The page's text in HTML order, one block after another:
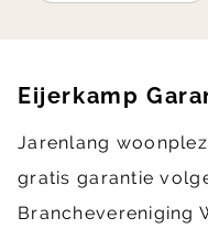
Eijerkamp
Jarenlang
gratis garantie
Branchevereniging